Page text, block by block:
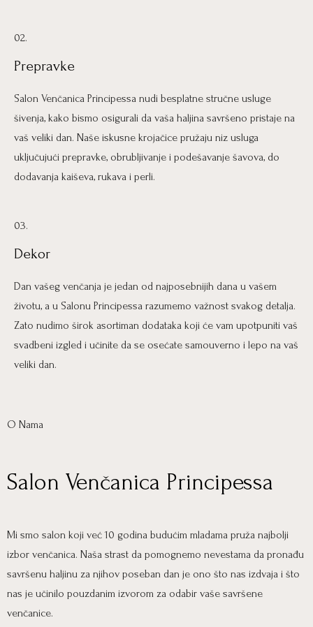
02.
Prepravke
Salon Venčanica Principessa nudi besplatne stručne usluge
šivenja, kako bismo osigurali da vaša haljina savršeno pristaje na
vaš veliki dan. Naše iskusne krojačice pružaju niz usluga
uključujući prepravke, obrubljivanje i podešavanje šavova, do
dodavanja kaiševa, rukava i perli.
03.
Dekor
Dan vašeg venčanja je jedan od najposebnijih dana u vašem
životu, a u Salonu Principessa razumemo važnost svakog detalja.
Zato nudimo širok asortiman dodataka koji će vam upotpuniti vaš
svadbeni izgled i učinite da se osećate samouverno i lepo na vaš
veliki dan.
O Nama
Salon Venčanica Principessa
Mi smo salon koji već 10 godina budućim mladama pruža najbolji
izbor venčanica. Naša strast da pomognemo nevestama da pronađu
savršenu haljinu za njihov poseban dan je ono što nas izdvaja i što
nas je učinilo pouzdanim izvorom za odabir vaše savršene
venčanice.